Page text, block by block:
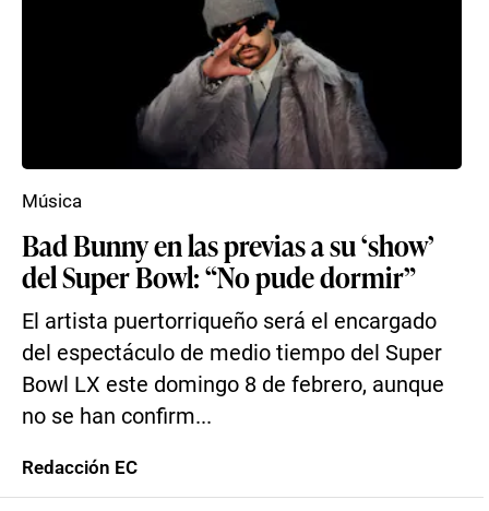
Bad Bunny en las previas a su ‘show’
del Super Bowl: “No pude dormir”
El artista puertorriqueño será el encargado
del espectáculo de medio tiempo del Super
Bowl LX este domingo 8 de febrero, aunque
no se han confirm...
Música
Redacción EC